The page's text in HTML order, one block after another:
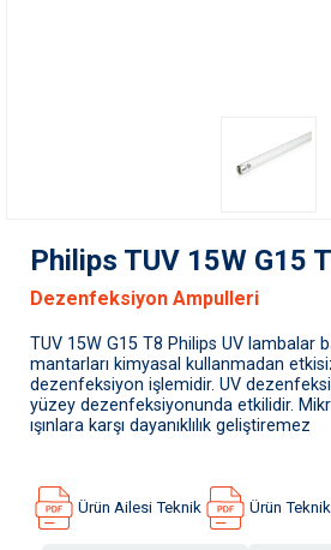
Philips TUV 15W G15
Dezenfeksiyon Ampulleri
TUV 15W G15 T8 Philips UV lambalar
mantarları kimyasal kullanmadan
dezenfeksiyon işlemidir. UV
yüzey dezenfeksiyonunda etkilidir.
ışınlara karşı dayanıklılık geliştiremez
Ürün Ailesi Teknik Ürün